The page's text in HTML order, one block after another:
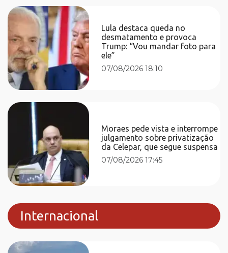
Lula destaca queda no
desmatamento e provoca
Trump: “Vou mandar foto para
ele”
07/08/2026 18:10
Moraes pede vista e interrompe
julgamento sobre privatização
da Celepar, que segue suspensa
07/08/2026 17:45
Internacional